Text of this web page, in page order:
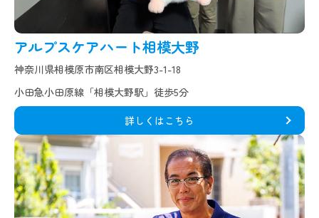
アルプスケアハート相模大野
神奈川県相模原市南区相模大野3-1-18
小田急小田原線「相模大野駅」徒歩5分
詳しくはこちら